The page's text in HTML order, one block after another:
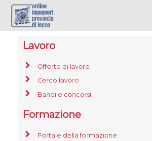
Lavoro
Offerte di lavoro
Cerco lavoro
Bandi e concorsi
Formazione
Portale della formazione